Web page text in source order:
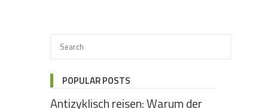
POPULAR POSTS
Antizyklisch reisen: Warum der